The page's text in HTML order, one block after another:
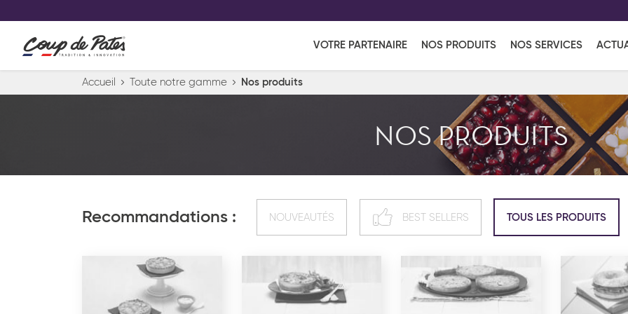
VOTRE PARTENAIRE NOS PRODUITS NOS SERVICES
Viennoiserie et pâtisserie américaine
Réception sucrée
Conservez votre sélection produit Coup de Coeur Une
Accueil Toute notre gamme Nos produits
NOS PRODUITS
Recommandations : NOUVEAUTÉS BEST SELLERS TOUS LES PRODUITS